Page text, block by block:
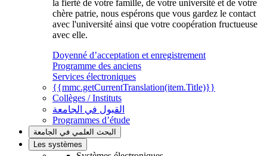
la fierté de votre famille, de votre université et de votre
chère patrie, nous espérons que vous gardez le contact
avec l'université ainsi que votre coopération fructueuse
avec elle.
Doyenné d’acceptation et enregistrement
Programme des anciens
Services électroniques
{{mmc.getCurrentTranslation(item.Title)}}
Collèges / Instituts
القبول في الجامعة
Programmes d’étude
البحث العلمي في الجامعة
Les systèmes